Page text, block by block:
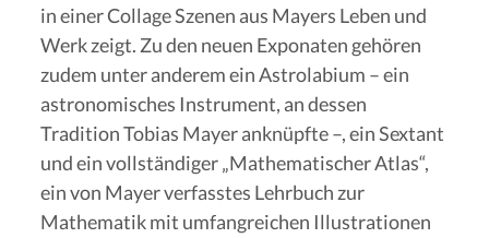
in einer Collage Szenen aus Mayers Leben und
Werk zeigt. Zu den neuen Exponaten gehören
zudem unter anderem ein Astrolabium – ein
astronomisches Instrument, an dessen
Tradition Tobias Mayer anknüpfte –, ein Sextant
und ein vollständiger „Mathematischer Atlas“,
ein von Mayer verfasstes Lehrbuch zur
Mathematik mit umfangreichen Illustrationen